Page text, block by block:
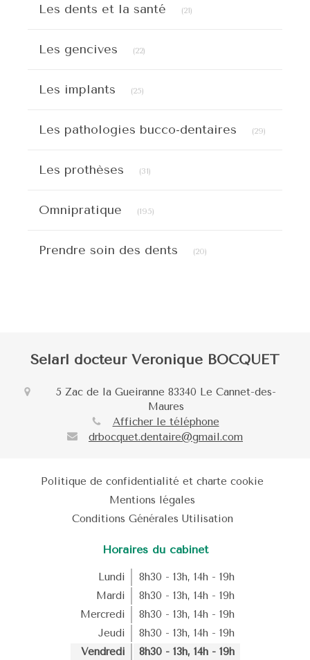
Les dents et la santé (21)
Les gencives (22)
Les implants (25)
Les pathologies bucco-dentaires (29)
Les prothèses (31)
Omnipratique (195)
Prendre soin des dents (20)
Selarl docteur Veronique BOCQUET
5 Zac de la Gueiranne 83340 Le Cannet-des-
Maures
Afficher le téléphone
drbocquet.dentaire@gmail.com
Politique de confidentialité et charte cookie
Mentions légales
Conditions Générales Utilisation
Horaires du cabinet
Lundi 8h30 - 13h, 14h - 19h
Mardi
8h30 - 13h, 14h - 19h
Mercredi
8h30 - 13h, 14h - 19h
Jeudi
8h30 - 13h, 14h - 19h
Vendredi
8h30 - 13h, 14h - 19h